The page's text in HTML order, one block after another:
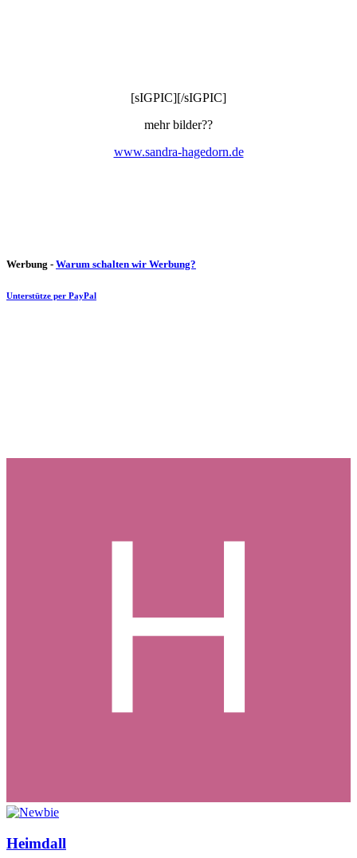
[sIGPIC][/sIGPIC]
mehr bilder??
www.sandra-hagedorn.de
Werbung - Warum schalten wir Werbung?
Unterstütze per PayPal
Heimdall